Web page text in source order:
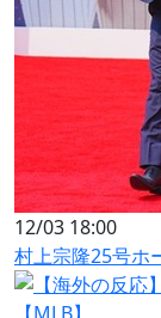
12/03 18:00
村上宗隆25号ホ